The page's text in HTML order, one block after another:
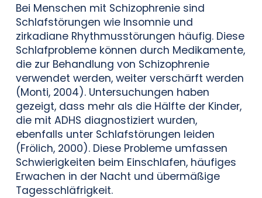
Bei Menschen mit Schizophrenie sind
Schlafstörungen wie Insomnie und
zirkadiane Rhythmusstörungen häufig. Diese
Schlafprobleme können durch Medikamente,
die zur Behandlung von Schizophrenie
verwendet werden, weiter verschärft werden
(Monti, 2004). Untersuchungen haben
gezeigt, dass mehr als die Hälfte der Kinder,
die mit ADHS diagnostiziert wurden,
ebenfalls unter Schlafstörungen leiden
(Frölich, 2000). Diese Probleme umfassen
Schwierigkeiten beim Einschlafen, häufiges
Erwachen in der Nacht und übermäßige
Tagesschläfrigkeit.